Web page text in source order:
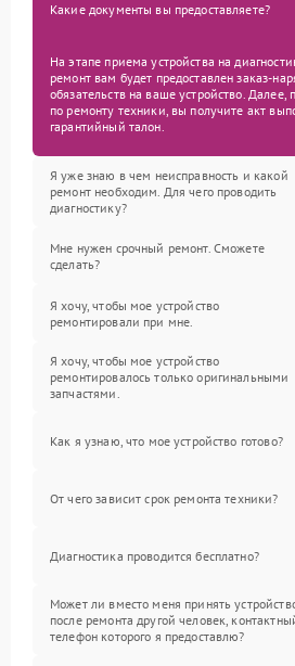
Какие документы вы предоставляете?
На этапе приема устройства на
ремонт вам будет предоставлен заказ-
обязательств на ваше устройство. Далее,
по ремонту техники, вы получите акт
гарантийный талон.
Я уже знаю в чем неисправность и какой
ремонт необходим. Для чего проводить
диагностику?
Мне нужен срочный ремонт. Сможете
сделать?
Я хочу, чтобы мое устройство
ремонтировали при мне.
Я хочу, чтобы мое устройство
ремонтировалось только оригинальными
запчастями.
Как я узнаю, что мое устройство готово?
От чего зависит срок ремонта техники?
Диагностика проводится бесплатно?
Может ли вместо меня принять
после ремонта другой человек,
телефон которого я предоставлю?